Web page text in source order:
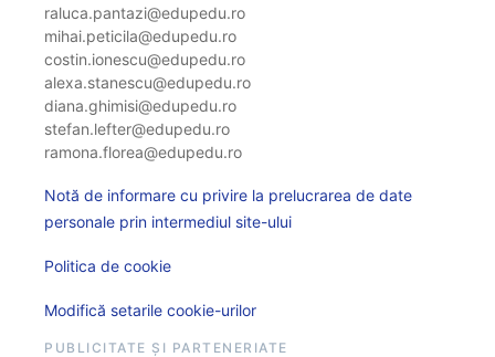
raluca.pantazi@edupedu.ro
mihai.peticila@edupedu.ro
costin.ionescu@edupedu.ro
alexa.stanescu@edupedu.ro
diana.ghimisi@edupedu.ro
stefan.lefter@edupedu.ro
ramona.florea@edupedu.ro
Notă de informare cu privire la prelucrarea de date
personale prin intermediul site-ului
Politica de cookie
Modifică setarile cookie-urilor
PUBLICITATE ȘI PARTENERIATE